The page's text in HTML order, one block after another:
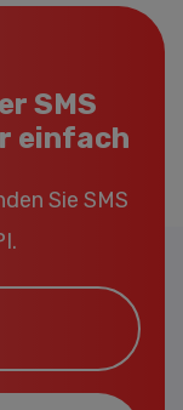
SMS
einfach
Sie SMS